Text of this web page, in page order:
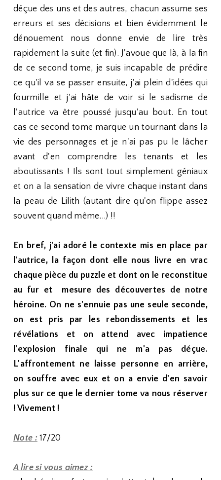
déçue des uns et des autres, chacun assume ses
erreurs et ses décisions et bien évidemment le
dénouement nous donne envie de lire très
rapidement la suite (et fin). J'avoue que là, à la fin
de ce second tome, je suis incapable de prédire
ce qu'il va se passer ensuite, j'ai plein d'idées qui
fourmille et j'ai hâte de voir si le sadisme de
l'autrice va être poussé jusqu'au bout. En tout
cas ce second tome marque un tournant dans la
vie des personnages et je n'ai pas pu le lâcher
avant d'en comprendre les tenants et les
aboutissants ! Ils sont tout simplement géniaux
et on a la sensation de vivre chaque instant dans
la peau de Lilith (autant dire qu'on flippe assez
souvent quand même...) !!
En bref, j'ai adoré le contexte mis en place par
l'autrice, la façon dont elle nous livre en vrac
chaque pièce du puzzle et dont on le reconstitue
au fur et mesure des découvertes de notre
héroïne. On ne s'ennuie pas une seule seconde,
on est pris par les rebondissements et les
révélations et on attend avec impatience
l'explosion finale qui ne m'a pas déçue.
L'affrontement ne laisse personne en arrière,
on souffre avec eux et on a envie d'en savoir
plus sur ce que le dernier tome va nous réserver
! Vivement !
Note : 17/20
A lire si vous aimez :